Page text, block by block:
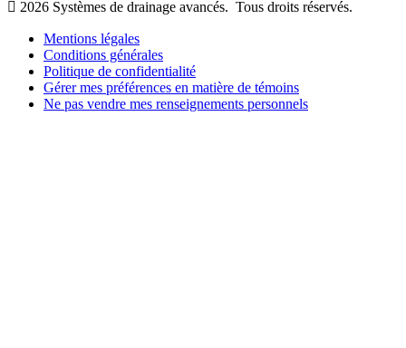
 2026 Systèmes de drainage avancés. Tous droits réservés.
Mentions légales
Conditions générales
Politique de confidentialité
Gérer mes préférences en matière de témoins
Ne pas vendre mes renseignements personnels